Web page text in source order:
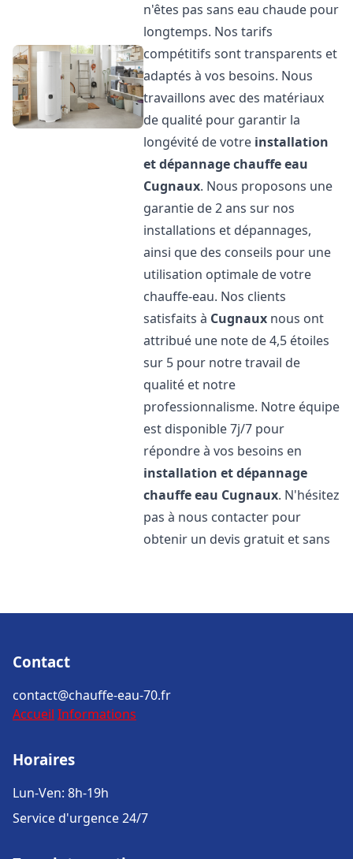
n'êtes pas sans eau chaude pour
longtemps. Nos tarifs
compétitifs sont transparents et
adaptés à vos besoins. Nous
travaillons avec des matériaux
de qualité pour garantir la
longévité de votre installation
et dépannage chauffe eau
Cugnaux. Nous proposons une
garantie de 2 ans sur nos
installations et dépannages,
ainsi que des conseils pour une
utilisation optimale de votre
chauffe-eau. Nos clients
satisfaits à Cugnaux nous ont
attribué une note de 4,5 étoiles
sur 5 pour notre travail de
qualité et notre
professionnalisme. Notre équipe
est disponible 7j/7 pour
répondre à vos besoins en
installation et dépannage
chauffe eau Cugnaux. N'hésitez
pas à nous contacter pour
obtenir un devis gratuit et sans
Contact
contact@chauffe-eau-70.fr
Accueil Informations
Horaires
Lun-Ven: 8h-19h
Service d'urgence 24/7